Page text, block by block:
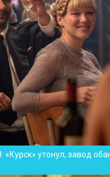
«Курск» утонул, завод